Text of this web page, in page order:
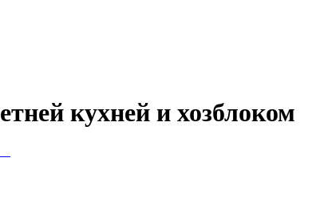
кухней и хозблоком